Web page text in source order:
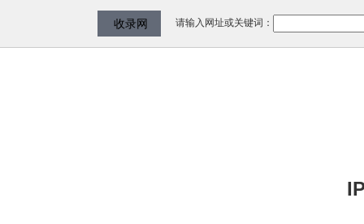
收录网 请输入网址或关键词：